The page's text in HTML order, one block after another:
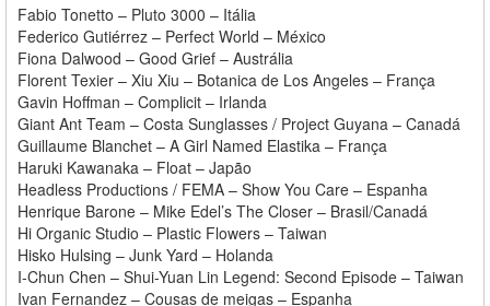
Fabio Tonetto – Pluto 3000 – Itália
Federico Gutiérrez – Perfect World – México
Fiona Dalwood – Good Grief – Austrália
Florent Texier – Xiu Xiu – Botanica de Los Angeles – França
Gavin Hoffman – Complicit – Irlanda
Giant Ant Team – Costa Sunglasses / Project Guyana – Canadá
Guillaume Blanchet – A Girl Named Elastika – França
Haruki Kawanaka – Float – Japão
Headless Productions / FEMA – Show You Care – Espanha
Henrique Barone – Mike Edel’s The Closer – Brasil/Canadá
Hi Organic Studio – Plastic Flowers – Taiwan
Hisko Hulsing – Junk Yard – Holanda
I-Chun Chen – Shui-Yuan Lin Legend: Second Episode – Taiwan
Ivan Fernandez – Cousas de meigas – Espanha